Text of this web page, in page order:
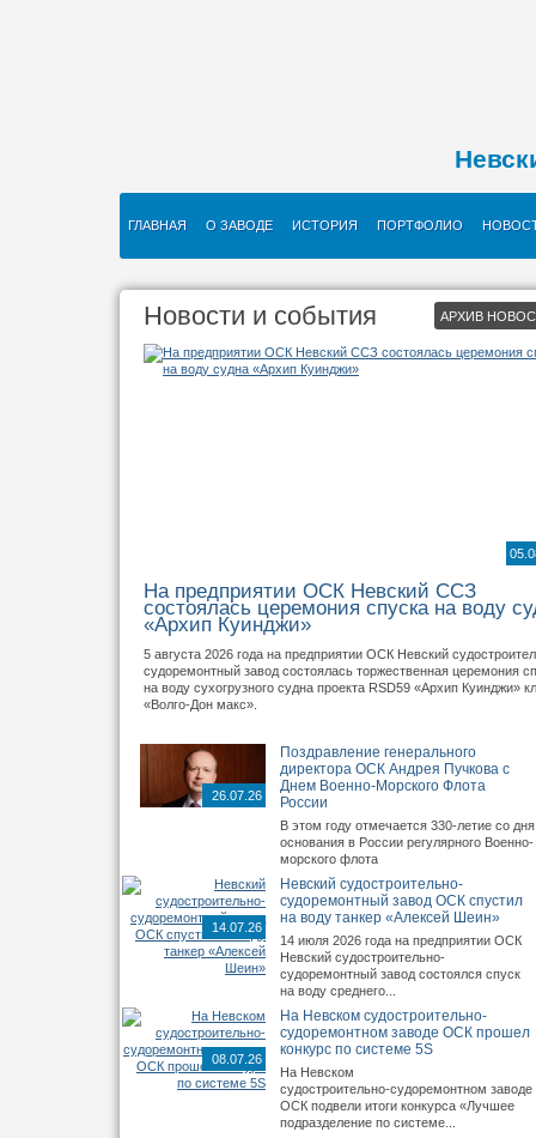
ГЛАВНАЯ О ЗАВОДЕ ИСТОРИЯ ПОРТФОЛИО
Новости и события АРХИВ
На предприятии ОСК Невский ССЗ
состоялась церемония спуска на воду
«Архип Куинджи»
5 августа 2026 года на предприятии ОСК Невский
судоремонтный завод состоялась торжественная церемония
на воду сухогрузного судна проекта RSD59 «Архип Куинджи»
«Волго-Дон макс».
26.07.26
Поздравление генерального
директора ОСК Андрея Пучкова с
Днем Военно-Морского Флота
России
В этом году отмечается 330-летие со дня
основания в России регулярного Военно-
морского флота
14.07.26
Невский судостроительно-
судоремонтный завод ОСК спустил
на воду танкер «Алексей Шеин»
14 июля 2026 года на предприятии ОСК
Невский судостроительно-
судоремонтный завод состоялся спуск
на воду среднего...
08.07.26
На Невском судостроительно-
судоремонтном заводе ОСК прошел
конкурс по системе 5S
На Невском
судостроительно‑судоремонтном заводе
ОСК подвели итоги конкурса «Лучшее
подразделение по системе...